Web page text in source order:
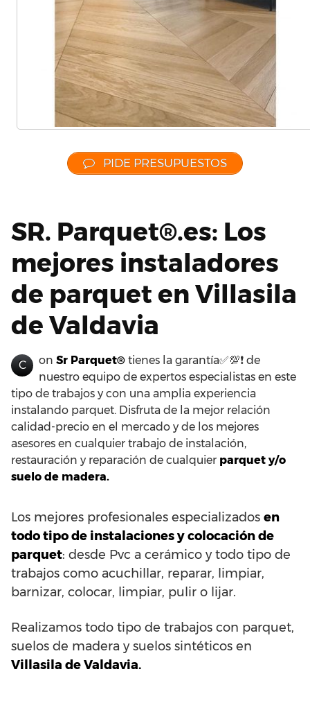
PIDE PRESUPUESTOS
SR. Parquet®.es: Los
mejores instaladores
de parquet en Villasila
de Valdavia
C on Sr Parquet® tienes la garantía✅💯❗ de
nuestro equipo de expertos especialistas en este
tipo de trabajos y con una amplia experiencia
instalando parquet. Disfruta de la mejor relación
calidad-precio en el mercado y de los mejores
asesores en cualquier trabajo de instalación,
restauración y reparación de cualquier parquet y/o
suelo de madera.
Los mejores profesionales especializados en
todo tipo de instalaciones y colocación de
parquet: desde Pvc a cerámico y todo tipo de
trabajos como acuchillar, reparar, limpiar,
barnizar, colocar, limpiar, pulir o lijar.
Realizamos todo tipo de trabajos con parquet,
suelos de madera y suelos sintéticos en
Villasila de Valdavia.